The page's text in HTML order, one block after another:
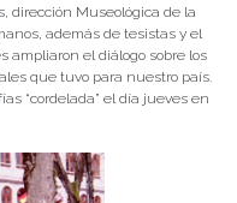
dirección Museológica de la
además de tesistas y el
ampliaron el diálogo sobre los
que tuvo para nuestro país.
“cordelada” el día jueves en